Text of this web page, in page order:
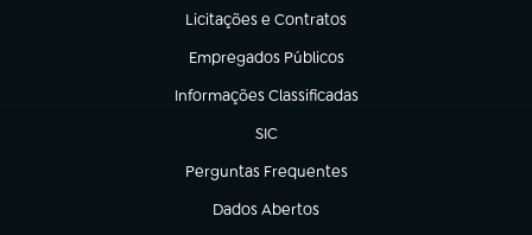
Licitações e Contratos
(abre em nova aba)
Empregados Públicos
(abre em nova aba)
Informações Classificadas
(abre em nova aba)
SIC
(abre em nova aba)
Perguntas Frequentes
(abre em nova aba)
Dados Abertos
(abre em nova aba)